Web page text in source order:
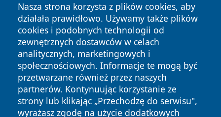
Nasza strona korzysta z plików cookies, aby
działała prawidłowo. Używamy także plików
cookies i podobnych technologii od
zewnętrznych dostawców w celach
analitycznych, marketingowych i
społecznościowych. Informacje te mogą być
przetwarzane również przez naszych
partnerów. Kontynuując korzystanie ze
strony lub klikając „Przechodzę do serwisu",
wyrażasz zgodę na użycie dodatkowych
Copyright © 2026 dabrowski24.pl Wszystkie prawa
zastrzeżone.
News Autorzy
Polityka
Prywatności
Polityka
Cookies